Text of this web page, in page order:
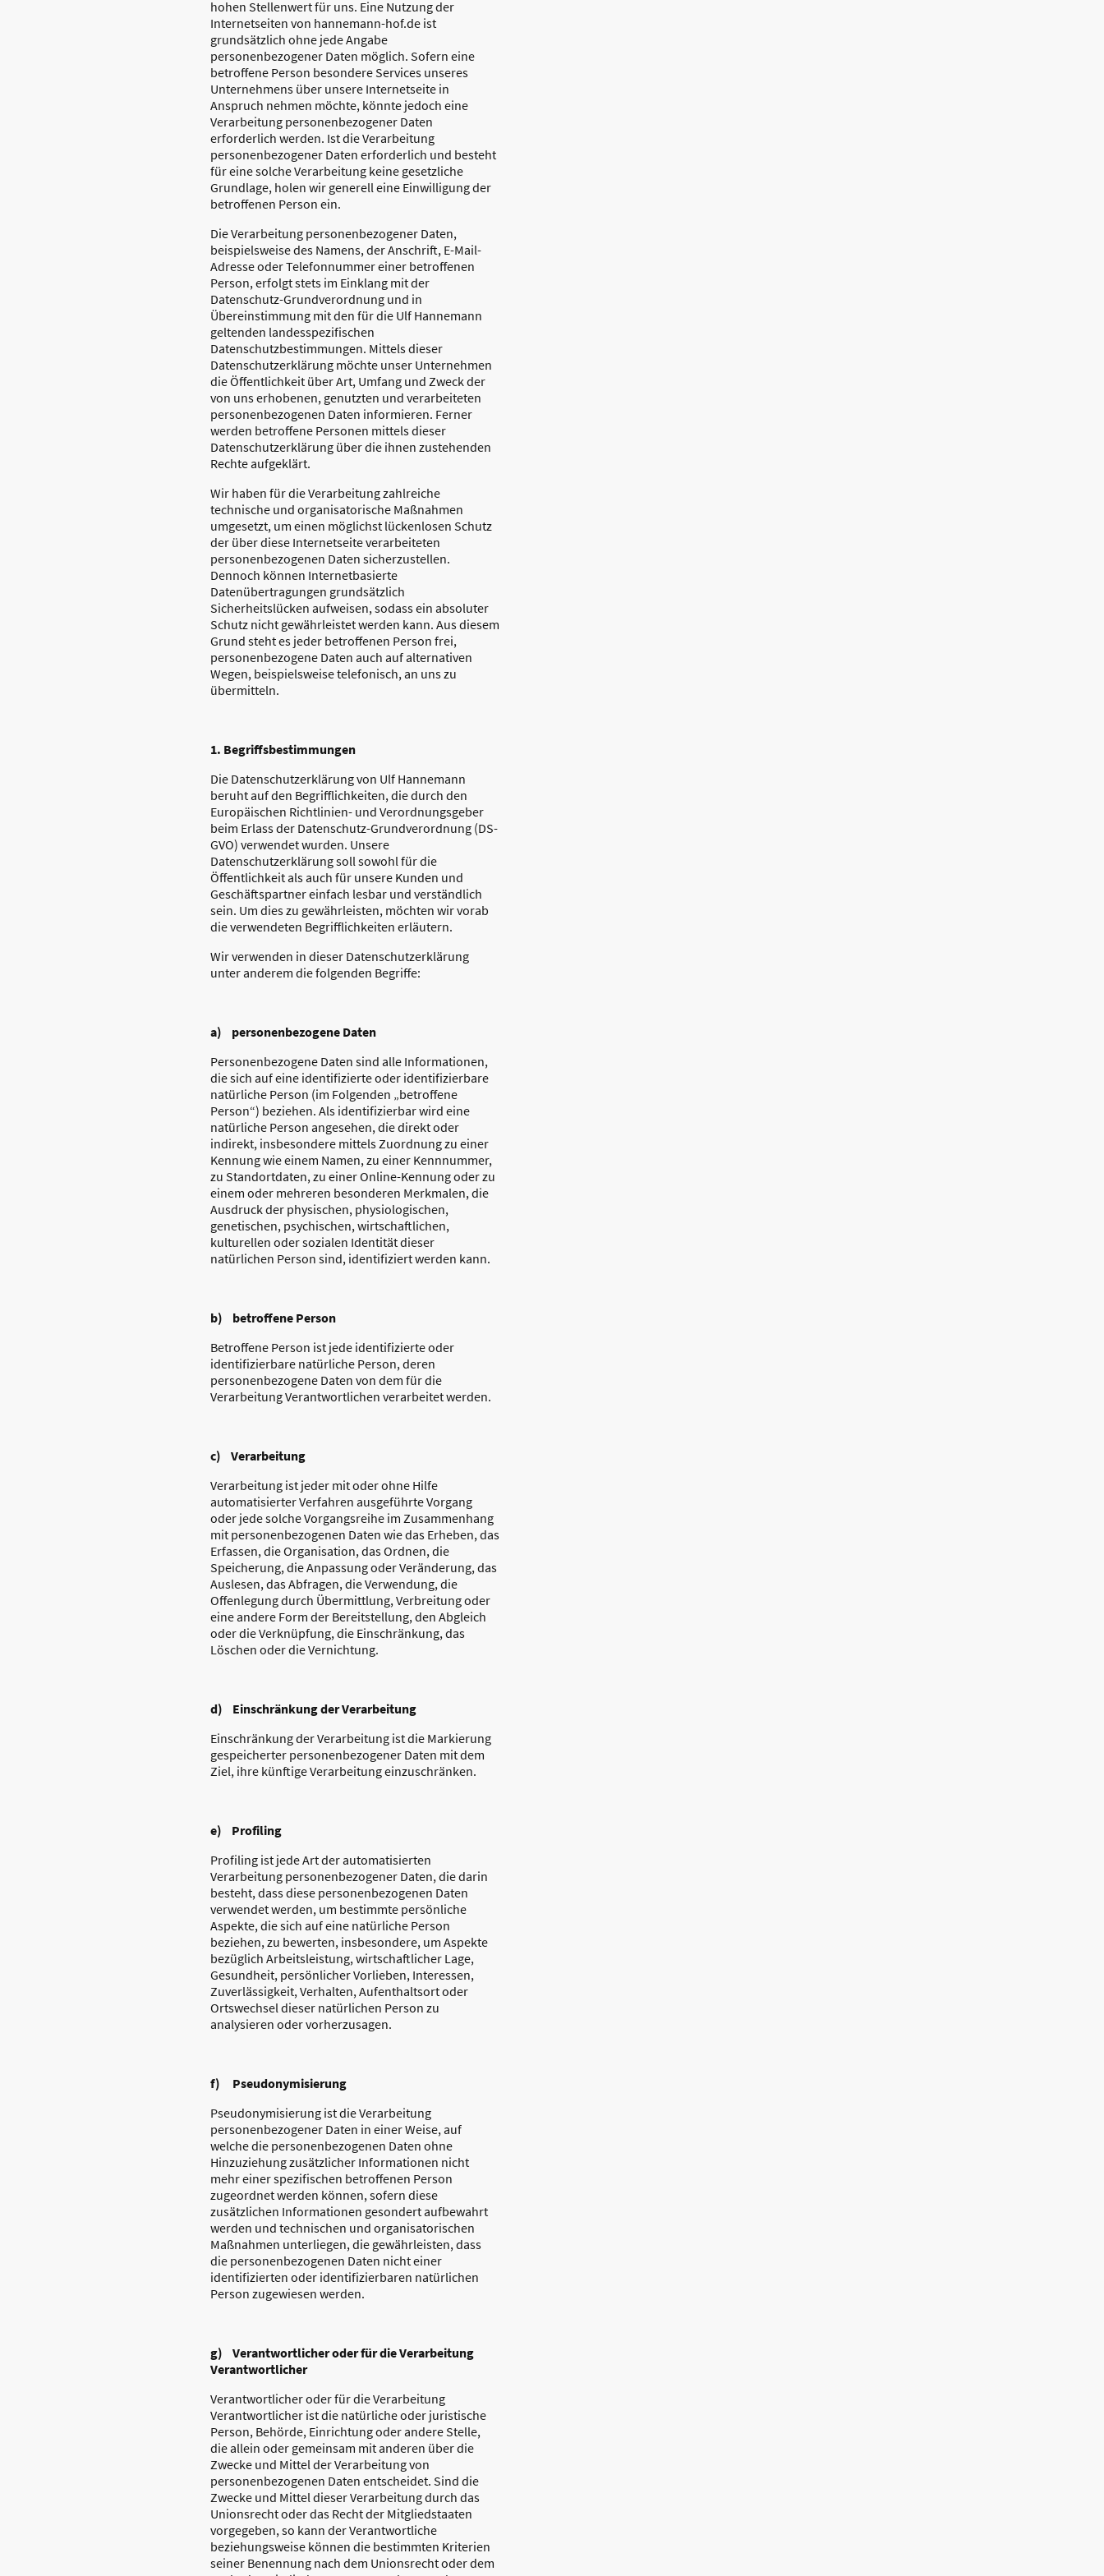
hohen Stellenwert für uns. Eine Nutzung der
Internetseiten von hannemann-hof.de ist
grundsätzlich ohne jede Angabe
personenbezogener Daten möglich. Sofern eine
betroffene Person besondere Services unseres
Unternehmens über unsere Internetseite in
Anspruch nehmen möchte, könnte jedoch eine
Verarbeitung personenbezogener Daten
erforderlich werden. Ist die Verarbeitung
personenbezogener Daten erforderlich und besteht
für eine solche Verarbeitung keine gesetzliche
Grundlage, holen wir generell eine Einwilligung der
betroffenen Person ein.
Die Verarbeitung personenbezogener Daten,
beispielsweise des Namens, der Anschrift, E-Mail-
Adresse oder Telefonnummer einer betroffenen
Person, erfolgt stets im Einklang mit der
Datenschutz-Grundverordnung und in
Übereinstimmung mit den für die Ulf Hannemann
geltenden landesspezifischen
Datenschutzbestimmungen. Mittels dieser
Datenschutzerklärung möchte unser Unternehmen
die Öffentlichkeit über Art, Umfang und Zweck der
von uns erhobenen, genutzten und verarbeiteten
personenbezogenen Daten informieren. Ferner
werden betroffene Personen mittels dieser
Datenschutzerklärung über die ihnen zustehenden
Rechte aufgeklärt.
Wir haben für die Verarbeitung zahlreiche
technische und organisatorische Maßnahmen
umgesetzt, um einen möglichst lückenlosen Schutz
der über diese Internetseite verarbeiteten
personenbezogenen Daten sicherzustellen.
Dennoch können Internetbasierte
Datenübertragungen grundsätzlich
Sicherheitslücken aufweisen, sodass ein absoluter
Schutz nicht gewährleistet werden kann. Aus diesem
Grund steht es jeder betroffenen Person frei,
personenbezogene Daten auch auf alternativen
Wegen, beispielsweise telefonisch, an uns zu
übermitteln.
1. Begriffsbestimmungen
Die Datenschutzerklärung von Ulf Hannemann
beruht auf den Begrifflichkeiten, die durch den
Europäischen Richtlinien- und Verordnungsgeber
beim Erlass der Datenschutz-Grundverordnung (DS-
GVO) verwendet wurden. Unsere
Datenschutzerklärung soll sowohl für die
Öffentlichkeit als auch für unsere Kunden und
Geschäftspartner einfach lesbar und verständlich
sein. Um dies zu gewährleisten, möchten wir vorab
die verwendeten Begrifflichkeiten erläutern.
Wir verwenden in dieser Datenschutzerklärung
unter anderem die folgenden Begriffe:
a) personenbezogene Daten
Personenbezogene Daten sind alle Informationen,
die sich auf eine identifizierte oder identifizierbare
natürliche Person (im Folgenden „betroffene
Person“) beziehen. Als identifizierbar wird eine
natürliche Person angesehen, die direkt oder
indirekt, insbesondere mittels Zuordnung zu einer
Kennung wie einem Namen, zu einer Kennnummer,
zu Standortdaten, zu einer Online-Kennung oder zu
einem oder mehreren besonderen Merkmalen, die
Ausdruck der physischen, physiologischen,
genetischen, psychischen, wirtschaftlichen,
kulturellen oder sozialen Identität dieser
natürlichen Person sind, identifiziert werden kann.
b) betroffene Person
Betroffene Person ist jede identifizierte oder
identifizierbare natürliche Person, deren
personenbezogene Daten von dem für die
Verarbeitung Verantwortlichen verarbeitet werden.
c) Verarbeitung
Verarbeitung ist jeder mit oder ohne Hilfe
automatisierter Verfahren ausgeführte Vorgang
oder jede solche Vorgangsreihe im Zusammenhang
mit personenbezogenen Daten wie das Erheben, das
Erfassen, die Organisation, das Ordnen, die
Speicherung, die Anpassung oder Veränderung, das
Auslesen, das Abfragen, die Verwendung, die
Offenlegung durch Übermittlung, Verbreitung oder
eine andere Form der Bereitstellung, den Abgleich
oder die Verknüpfung, die Einschränkung, das
Löschen oder die Vernichtung.
d) Einschränkung der Verarbeitung
Einschränkung der Verarbeitung ist die Markierung
gespeicherter personenbezogener Daten mit dem
Ziel, ihre künftige Verarbeitung einzuschränken.
e) Profiling
Profiling ist jede Art der automatisierten
Verarbeitung personenbezogener Daten, die darin
besteht, dass diese personenbezogenen Daten
verwendet werden, um bestimmte persönliche
Aspekte, die sich auf eine natürliche Person
beziehen, zu bewerten, insbesondere, um Aspekte
bezüglich Arbeitsleistung, wirtschaftlicher Lage,
Gesundheit, persönlicher Vorlieben, Interessen,
Zuverlässigkeit, Verhalten, Aufenthaltsort oder
Ortswechsel dieser natürlichen Person zu
analysieren oder vorherzusagen.
f) Pseudonymisierung
Pseudonymisierung ist die Verarbeitung
personenbezogener Daten in einer Weise, auf
welche die personenbezogenen Daten ohne
Hinzuziehung zusätzlicher Informationen nicht
mehr einer spezifischen betroffenen Person
zugeordnet werden können, sofern diese
zusätzlichen Informationen gesondert aufbewahrt
werden und technischen und organisatorischen
Maßnahmen unterliegen, die gewährleisten, dass
die personenbezogenen Daten nicht einer
identifizierten oder identifizierbaren natürlichen
Person zugewiesen werden.
g) Verantwortlicher oder für die Verarbeitung
Verantwortlicher
Verantwortlicher oder für die Verarbeitung
Verantwortlicher ist die natürliche oder juristische
Person, Behörde, Einrichtung oder andere Stelle,
die allein oder gemeinsam mit anderen über die
Zwecke und Mittel der Verarbeitung von
personenbezogenen Daten entscheidet. Sind die
Zwecke und Mittel dieser Verarbeitung durch das
Unionsrecht oder das Recht der Mitgliedstaaten
vorgegeben, so kann der Verantwortliche
beziehungsweise können die bestimmten Kriterien
seiner Benennung nach dem Unionsrecht oder dem